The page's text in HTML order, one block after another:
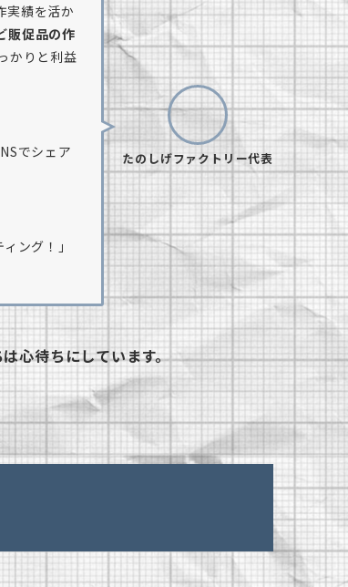
たのしげファクトリー代表
実績を活か
販促品の作
かりと利益
でシェア
ング！」
心待ちにしています。